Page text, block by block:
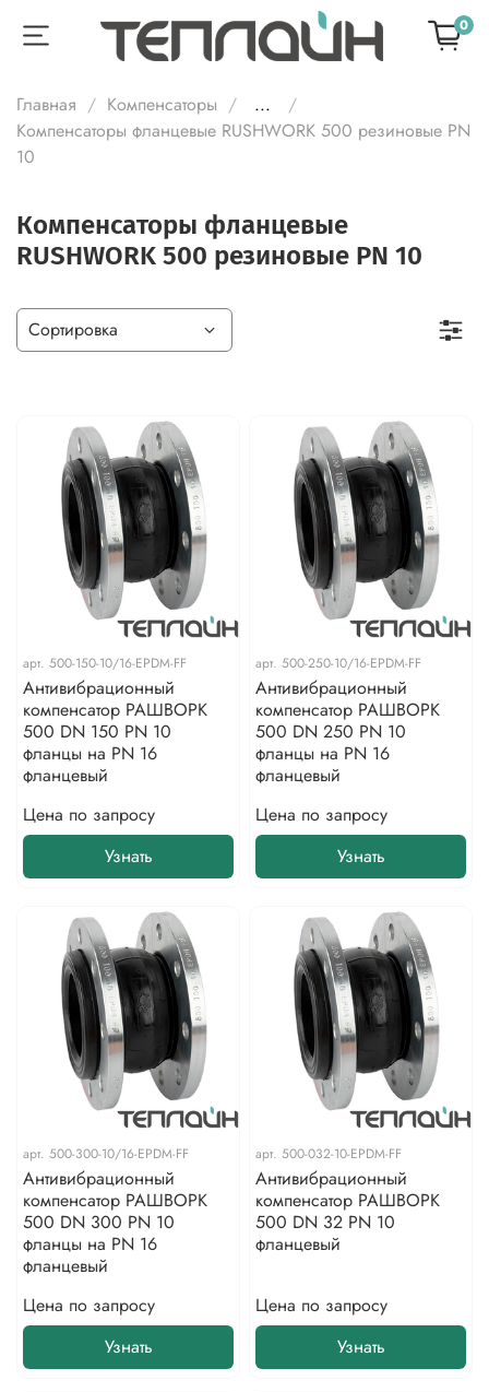
0
Главная Компенсаторы
...
Компенсаторы фланцевые RUSHWORK 500 резиновые PN
10
Компенсаторы фланцевые
RUSHWORK 500 резиновые PN 10
арт. 500-150-10/16-EPDM-FF
Антивибрационный
компенсатор РАШВОРК
500 DN 150 PN 10
фланцы на PN 16
фланцевый
Цена по запросу
Узнать
арт. 500-250-10/16-EPDM-FF
Антивибрационный
компенсатор РАШВОРК
500 DN 250 PN 10
фланцы на PN 16
фланцевый
Цена по запросу
Узнать
арт. 500-300-10/16-EPDM-FF
Антивибрационный
компенсатор РАШВОРК
500 DN 300 PN 10
фланцы на PN 16
фланцевый
Цена по запросу
Узнать
арт. 500-032-10-EPDM-FF
Антивибрационный
компенсатор РАШВОРК
500 DN 32 PN 10
фланцевый
Цена по запросу
Узнать